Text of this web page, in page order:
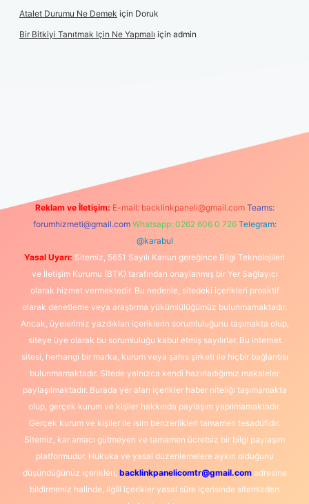
Atalet Durumu Ne Demek için Doruk
Bir Bitkiyi Tanıtmak Için Ne Yapmalı için admin
Reklam ve İletişim: E-mail: backlinkpaneli@gmail.com Teams:
forumhizmeti@gmail.com Whatsapp: 0262 606 0 726 Telegram:
@karabul
Yasal Uyarı: Sitemiz, 5651 Sayılı Kanun gereğince Bilgi Teknolojileri
ve İletişim Kurumu (BTK) tarafından onaylanmış bir Yer Sağlayıcı
olarak hizmet vermektedir. Bu nedenle, sitedeki içerikleri proaktif
olarak denetleme veya araştırma yükümlülüğümüz bulunmamaktadır.
Ancak, üyelerimiz yazdıkları içeriklerin sorumluluğunu taşımakta olup,
siteye üye olarak bu sorumluluğu kabul etmiş sayılırlar. Bu internet
sitesi, herhangi bir marka, kurum veya şahıs şirketi ile hiçbir bağlantısı
bulunmamaktadır. Sitede yalnızca kendi hazırladığımız makaleler
paylaşılmaktadır. Burada yer alan içerikler haber niteliği taşımamakta
olup, gerçek kurum ve kişiler hakkında paylaşım yapılmamaktadır.
Gerçek kurum ve kişiler ile isim benzerlikleri tamamen tesadüfidir.
Sitemiz, kar amacı gütmeyen ve tamamen ücretsiz bir bilgi paylaşım
platformudur. Hukuka ve yasal düzenlemelere aykırı olduğunu
düşündüğünüz içerikleri, backlinkpanelicomtr@gmail.comadresine
bildirmeniz halinde, ilgili içerikler yasal süre içerisinde sitemizden